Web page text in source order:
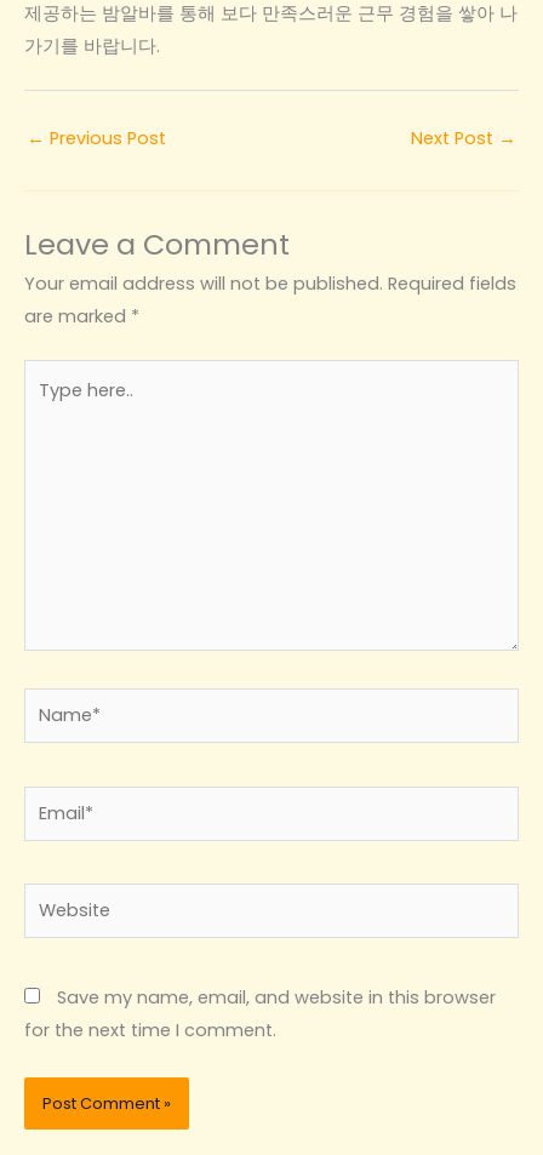
제공하는 밤알바를 통해 보다 만족스러운 근무 경험을 쌓아 나
가기를 바랍니다.
← Previous Post Next Post →
Leave a Comment
Your email address will not be published. Required fields
are marked *
here..
Name*
Website
Save my name, email, and website in this browser
for the next time I comment.